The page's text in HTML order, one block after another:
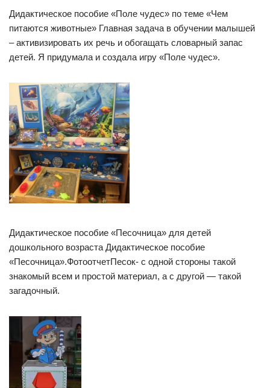
Дидактическое пособие «Поле чудес» по теме «Чем
питаются животные» Главная задача в обучении малышей
– активизировать их речь и обогащать словарный запас
детей. Я придумала и создала игру «Поле чудес».
Дидактическое пособие «Песочница» для детей
дошкольного возраста Дидактическое пособие
«Песочница».ФотоотчетПесок- с одной стороны такой
знакомый всем и простой материал, а с другой — такой
загадочный.